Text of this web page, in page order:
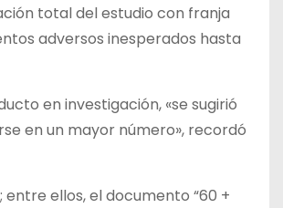
total del estudio con franja
adversos inesperados hasta
en investigación, «se sugirió
en un mayor número», recordó
ellos, el documento “60 +